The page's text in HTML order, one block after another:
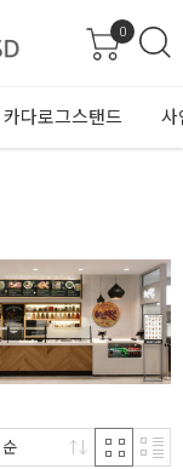
0
카다로그스탠드 사
순